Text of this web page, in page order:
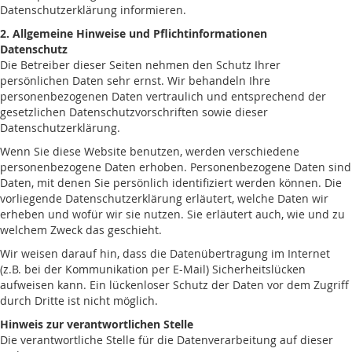
Datenschutzerklärung informieren.
2. Allgemeine Hinweise und Pflichtinformationen
Datenschutz
Die Betreiber dieser Seiten nehmen den Schutz Ihrer
persönlichen Daten sehr ernst. Wir behandeln Ihre
personenbezogenen Daten vertraulich und entsprechend der
gesetzlichen Datenschutzvorschriften sowie dieser
Datenschutzerklärung.
Wenn Sie diese Website benutzen, werden verschiedene
personenbezogene Daten erhoben. Personenbezogene Daten sind
Daten, mit denen Sie persönlich identifiziert werden können. Die
vorliegende Datenschutzerklärung erläutert, welche Daten wir
erheben und wofür wir sie nutzen. Sie erläutert auch, wie und zu
welchem Zweck das geschieht.
Wir weisen darauf hin, dass die Datenübertragung im Internet
(z.B. bei der Kommunikation per E-Mail) Sicherheitslücken
aufweisen kann. Ein lückenloser Schutz der Daten vor dem Zugriff
durch Dritte ist nicht möglich.
Hinweis zur verantwortlichen Stelle
Die verantwortliche Stelle für die Datenverarbeitung auf dieser